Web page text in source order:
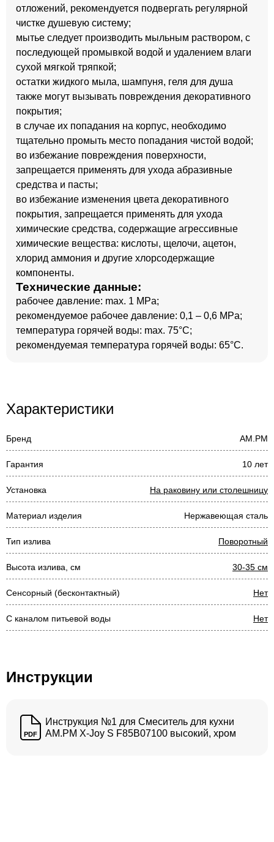
отложений, рекомендуется подвергать регулярной
чистке душевую систему;
мытье следует производить мыльным раствором, с
последующей промывкой водой и удалением влаги
сухой мягкой тряпкой;
остатки жидкого мыла, шампуня, геля для душа
также могут вызывать повреждения декоративного
покрытия;
в случае их попадания на корпус, необходимо
тщательно промыть место попадания чистой водой;
во избежание повреждения поверхности,
запрещается применять для ухода абразивные
средства и пасты;
во избежание изменения цвета декоративного
покрытия, запрещается применять для ухода
химические средства, содержащие агрессивные
химические вещества: кислоты, щелочи, ацетон,
хлорид аммония и другие хлорсодержащие
компоненты.
Технические данные:
рабочее давление: max. 1 MPa;
рекомендуемое рабочее давление: 0,1 – 0,6 MPa;
температура горячей воды: max. 75°C;
рекомендуемая температура горячей воды: 65°C.
Характеристики
Бренд AM.PM
Гарантия 10 лет
Установка На раковину или столешницу
Материал изделия Нержавеющая сталь
Тип излива Поворотный
Высота излива, см 30-35 см
Сенсорный (бесконтактный) Нет
С каналом питьевой воды Нет
Инструкции
PDF
Инструкция №1 для Смеситель для кухни
AM.PM X-Joy S F85B07100 высокий, хром